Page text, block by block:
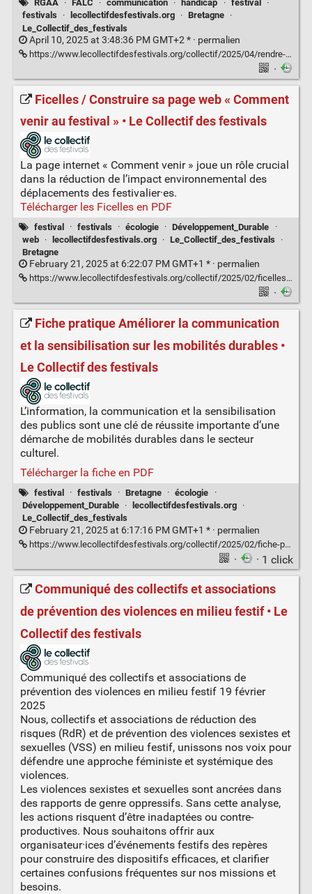
RGAA · FALC · communication · handicap · festival
·
festivals
· lecollectifdesfestivals.org · Bretagne ·
Le_Collectif_des_festivals
April 10, 2025 at 3:48:36 PM GMT+2 * · permalien
https://www.lecollectifdesfestivals.org/collectif/2025/04/rendre-sa-communication-accessible-aux-personnes-en-situation-de-handicap/
·
Ficelles / Construire sa page web « Comment
venir au festival » • Le Collectif des festivals
La page internet « Comment venir » joue un rôle crucial
dans la réduction de l’impact environnemental des
déplacements des festivalier·es.
Télécharger les Ficelles en PDF
festival · festivals · écologie · Développement_Durable
·
web
· lecollectifdesfestivals.org · Le_Collectif_des_festivals
·
Bretagne
February 21, 2025 at 6:22:07 PM GMT+1 * · permalien
https://www.lecollectifdesfestivals.org/collectif/2025/02/ficelles-construire-sa-page-web-comment-venir-au-festival/
·
Fiche pratique Améliorer la communication
et la sensibilisation sur les mobilités durables •
Le Collectif des festivals
L’information, la communication et la sensibilisation
des publics sont une clé de réussite importante d’une
démarche de mobilités durables dans le secteur
culturel.
Télécharger la fiche en PDF
festival · festivals · Bretagne · écologie
·
Développement_Durable
· lecollectifdesfestivals.org
·
Le_Collectif_des_festivals
February 21, 2025 at 6:17:16 PM GMT+1 * · permalien
https://www.lecollectifdesfestivals.org/collectif/2025/02/fiche-pratique-ameliorer-la-communication-et-la-sensibilisation-sur-les-mobilites-durables/
· · 1 click
Communiqué des collectifs et associations
de prévention des violences en milieu festif • Le
Collectif des festivals
Communiqué des collectifs et associations de
prévention des violences en milieu festif 19 février
2025
Nous, collectifs et associations de réduction des
risques (RdR) et de prévention des violences sexistes et
sexuelles (VSS) en milieu festif, unissons nos voix pour
défendre une approche féministe et systémique des
violences.
Les violences sexistes et sexuelles sont ancrées dans
des rapports de genre oppressifs. Sans cette analyse,
les actions risquent d’être inadaptées ou contre-
productives. Nous souhaitons offrir aux
organisateur·ices d’événements festifs des repères
pour construire des dispositifs efficaces, et clarifier
certaines confusions fréquentes sur nos missions et
besoins.